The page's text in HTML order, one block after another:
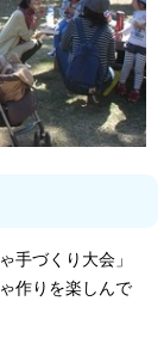
手づくり大会」
作りを楽しんで